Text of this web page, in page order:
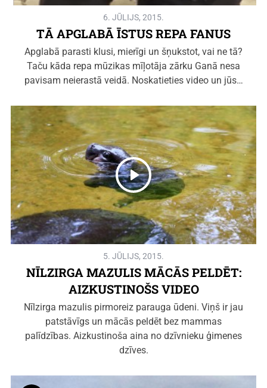
6. JŪLIJS, 2015.
TĀ APGLABĀ ĪSTUS REPA FANUS
Apglabā parasti klusi, mierīgi un šņukstot, vai ne tā?
Taču kāda repa mūzikas mīļotāja zārku Ganā nesa
pavisam neierastā veidā. Noskatieties video un jūs…
5. JŪLIJS, 2015.
NĪLZIRGA MAZULIS MĀCĀS PELDĒT:
AIZKUSTINOŠS VIDEO
Nīlzirga mazulis pirmoreiz parauga ūdeni. Viņš ir jau
patstāvīgs un mācās peldēt bez mammas
palīdzības. Aizkustinoša aina no dzīvnieku ģimenes
dzīves.